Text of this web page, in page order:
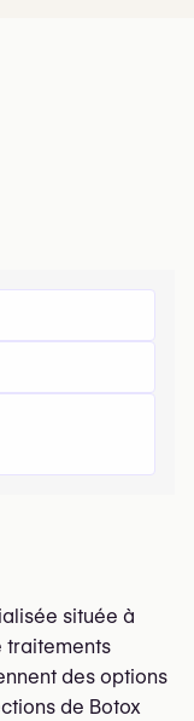
située à
traitements
des options
de Botox